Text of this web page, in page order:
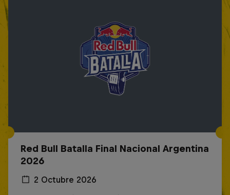
Red Bull Batalla Final Nacional Argentina
2026
2 Octubre 2026